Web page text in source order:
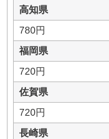
高知県
780円
福岡県
720円
佐賀県
720円
長崎県